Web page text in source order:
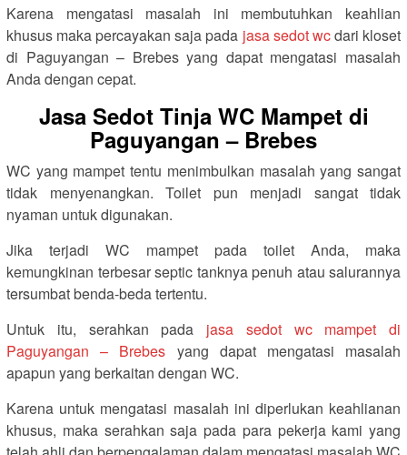
Karena mengatasi masalah ini membutuhkan keahlian
khusus maka percayakan saja pada jasa sedot wcdari kloset
di Paguyangan – Brebes yang dapat mengatasi masalah
Anda dengan cepat.
Jasa Sedot Tinja WC Mampet di
Paguyangan – Brebes
WC yang mampet tentu menimbulkan masalah yang sangat
tidak menyenangkan. Toilet pun menjadi sangat tidak
nyaman untuk digunakan.
Jika terjadi WC mampet pada toilet Anda, maka
kemungkinan terbesar septic tanknya penuh atau salurannya
tersumbat benda-beda tertentu.
Untuk itu, serahkan pada jasa sedot wc mampet di
Paguyangan – Brebes yang dapat mengatasi masalah
apapun yang berkaitan dengan WC.
Karena untuk mengatasi masalah ini diperlukan keahlianan
khusus, maka serahkan saja pada para pekerja kami yang